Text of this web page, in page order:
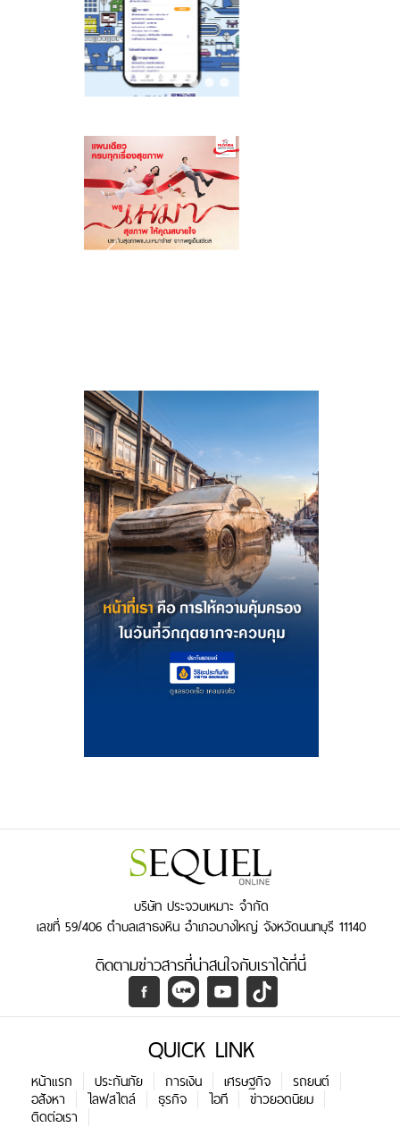
บริษัท ประจวบเหมาะ จำกัด
เลขที่ 59/406 ตำบลเสาธงหิน อำเภอบางใหญ่ จังหวัดนนทบุรี 11140
ติดตามข่าวสารที่น่าสนใจกับเราได้ที่นี่
QUICK LINK
หน้าแรก ประกันภัย การเงิน เศรษฐกิจ
รถยนต์
อสังหา
ไลฟสไตล์ ธุรกิจ ไอที
ข่าวยอดนิยม
ติดต่อเรา